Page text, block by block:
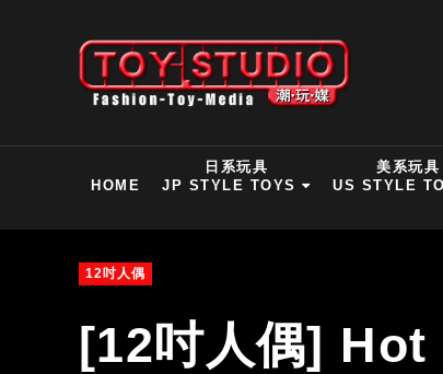
HOME
日系玩具
JP STYLE TOYS
美系玩具
US STYLE
12吋人偶
[12吋人偶] Hot